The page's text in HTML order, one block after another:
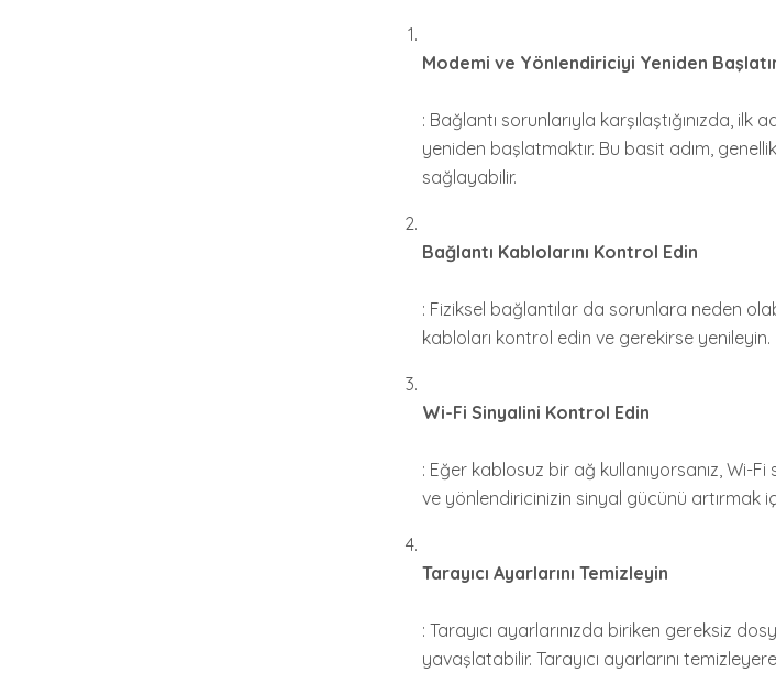
Modemi ve Yönlendiriciyi Yeniden
: Bağlantı sorunlarıyla karşılaştığınızda,
yeniden başlatmaktır. Bu basit adım,
sağlayabilir.
Bağlantı Kablolarını Kontrol Edin
: Fiziksel bağlantılar da sorunlara neden
kabloları kontrol edin ve gerekirse yenileyin.
Wi-Fi Sinyalini Kontrol Edin
: Eğer kablosuz bir ağ kullanıyorsanız, Wi-
ve yönlendiricinizin sinyal gücünü artırmak
Tarayıcı Ayarlarını Temizleyin
: Tarayıcı ayarlarınızda biriken gereksiz
yavaşlatabilir. Tarayıcı ayarlarını